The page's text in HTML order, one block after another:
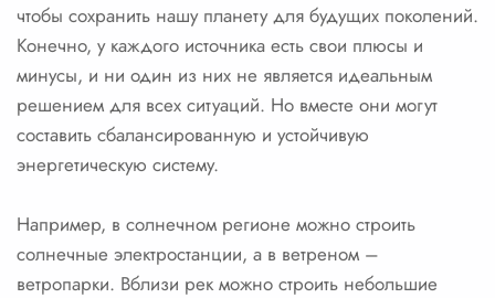
чтобы сохранить нашу планету для будущих поколений.
Конечно, у каждого источника есть свои плюсы и
минусы, и ни один из них не является идеальным
решением для всех ситуаций. Но вместе они могут
составить сбалансированную и устойчивую
энергетическую систему.
Например, в солнечном регионе можно строить
солнечные электростанции, а в ветреном –
ветропарки. Вблизи рек можно строить небольшие